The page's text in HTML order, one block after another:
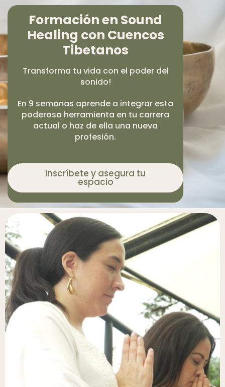
Formación en Sound
Healing con Cuencos
Tibetanos
Transforma tu vida con el poder del
sonido!
En 9 semanas aprende a integrar esta
poderosa herramienta en tu carrera
actual o haz de ella una nueva
profesión.
Inscríbete y asegura tu
espacio